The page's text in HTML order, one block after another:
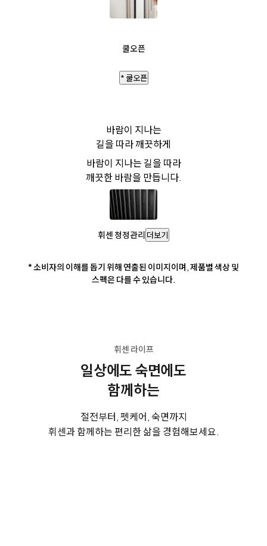
쿨오픈
* 쿨오픈
바람이 지나는
길을 따라 깨끗하게
바람이 지나는 길을 따라
깨끗한 바람을 만듭니다.
휘센 청정관리 더보기
* 소비자의 이해를 돕기 위해 연출된 이미지이며, 제품별 색상 및
스펙은 다를 수 있습니다.
휘센 라이프
일상에도 숙면에도
함께하는
절전부터, 펫케어, 숙면까지
휘센과 함께하는 편리한 삶을 경험해보세요.